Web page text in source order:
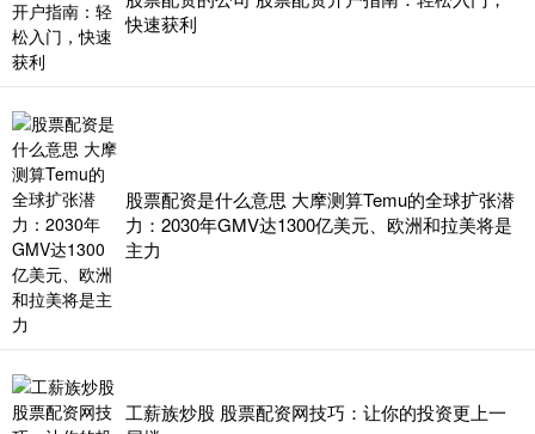
快速获利
股票配资是什么意思 大摩测算Temu的全球扩张潜
力：2030年GMV达1300亿美元、欧洲和拉美将是
主力
工薪族炒股 股票配资网技巧：让你的投资更上一